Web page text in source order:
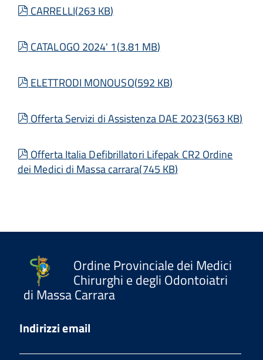
pdf
CARRELLI(263 KB)
pdf
CATALOGO 2024' 1(3.81 MB)
pdf
ELETTRODI MONOUSO(592 KB)
pdf
Offerta Servizi di Assistenza DAE 2023(563 KB)
pdf
Offerta Italia Defibrillatori Lifepak CR2 Ordine
dei Medici di Massa carrara(745 KB)
Ordine Provinciale dei Medici
Chirurghi e degli Odontoiatri
di Massa Carrara
Indirizzi email